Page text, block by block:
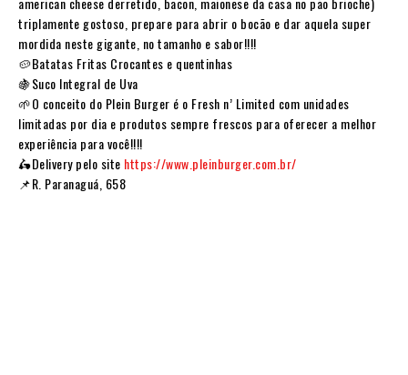
triplamente gostoso, prepare para abrir o bocão e dar aquela super
mordida neste gigante, no tamanho e sabor!!!!
🥔Batatas Fritas Crocantes e quentinhas
🍇Suco Integral de Uva
🌱O conceito do Plein Burger é o Fresh n’ Limited com unidades
limitadas por dia e produtos sempre frescos para oferecer a melhor
experiência para você!!!!
🛵Delivery pelo site https://www.pleinburger.com.br/
📌R. Paranaguá, 658